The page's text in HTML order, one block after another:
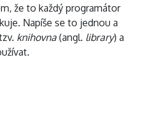
že to každý programátor
Napíše se to jednou a
knihovna (angl. library) a